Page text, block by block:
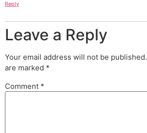
Reply
Leave a Reply
Your email address will not be published.
are marked *
Comment *